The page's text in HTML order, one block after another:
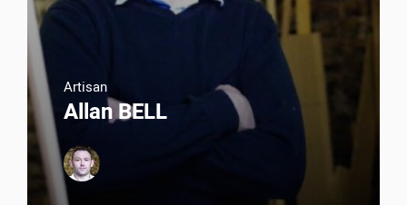
Artisan
Allan BELL